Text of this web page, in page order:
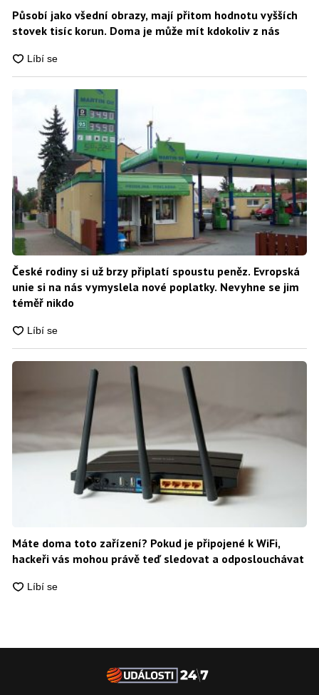
Působí jako všední obrazy, mají přitom hodnotu vyšších
stovek tisíc korun. Doma je může mít kdokoliv z nás
České rodiny si už brzy připlatí spoustu peněz. Evropská
unie si na nás vymyslela nové poplatky. Nevyhne se jim
téměř nikdo
Máte doma toto zařízení? Pokud je připojené k WiFi,
hackeři vás mohou právě teď sledovat a odposlouchávat